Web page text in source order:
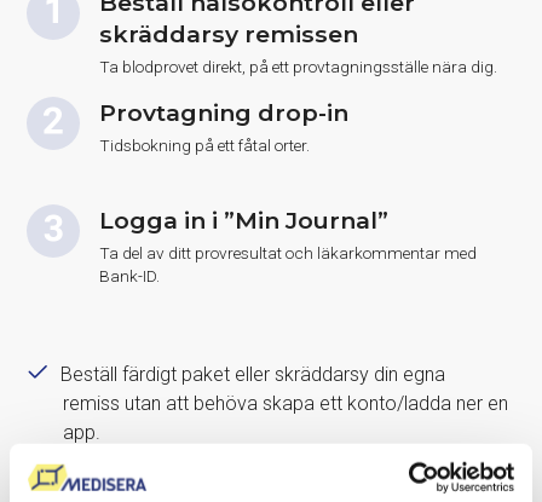
skräddarsy remissen
Ta blodprovet direkt, på ett provtagningsställe nära dig.
Provtagning drop-in
Tidsbokning på ett fåtal orter.
Logga in i ”Min Journal”
Ta del av ditt provresultat och läkarkommentar med
Bank-ID.
Beställ färdigt paket eller skräddarsy din egna
remiss utan att behöva skapa ett konto/ladda ner en
app.
Du kan ta blodprovet direkt efter beställning, på ett